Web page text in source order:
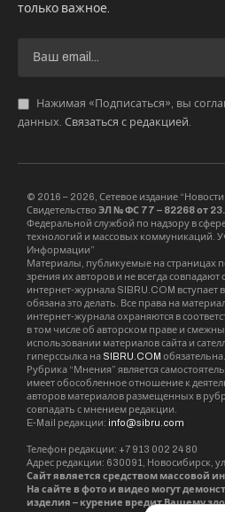
только важное.
Нажимая «Подписаться», вы
данных. Связаться с редакцией
© 2016 – 2026, Сетевое издание “Новости
Свидетельство ЭЛ № ФС 77 – 82268 от
Федеральной службой по надзору в
технологий и массовых коммуникаций.
Информации”
Материалы, публикуемые на страницах
зрения их авторов и не всегда
интернет-журнала SIBRU.COM вступает
обязана это делать. Все права на
интернет-журнала охраняются в
в том числе об авторском праве и
использовании материалов сайта и
гиперссылка на SIBRU.COM обязательна.
Рубрика “Мнения” является
имеет обособленное отношение к
авторов материалов размещенных в
совпадать с мнением редакции.
E-Mail редакции: info@sibru.com
Телефон редакции: +7 913 002 24 80
Адрес редакции: 630091, Новосибирск,
Сайт является средством массовой
На сайте в фото и видео могут
изделия – курение вредит Вашему